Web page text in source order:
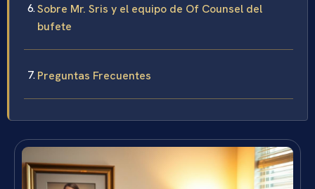
Sobre Mr. Sris y el equipo de Of Counsel del
bufete
Preguntas Frecuentes